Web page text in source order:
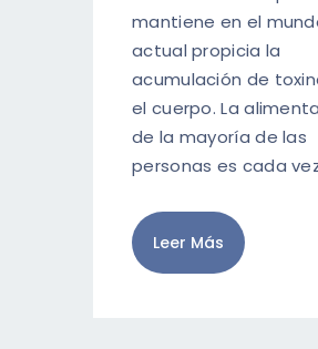
mantiene en el
actual propicia la
acumulación de
el cuerpo. La
de la mayoría de las
personas es cada
Leer Más